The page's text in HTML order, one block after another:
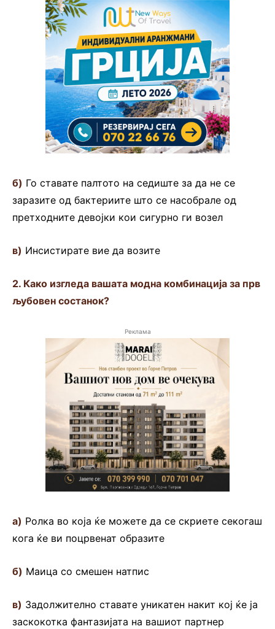
б) Го ставате палтото на седиште за да не се
заразите од бактериите што се насобрале од
претходните девојки кои сигурно ги возел
в) Инсистирате вие да возите
2. Како изгледа вашата модна комбинација за прв
љубовен состанок?
Реклама
а) Ролка во која ќе можете да се скриете секогаш
кога ќе ви поцрвенат образите
б) Маица со смешен натпис
в) Задолжително ставате уникатен накит кој ќе ја
заскокотка фантазијата на вашиот партнер